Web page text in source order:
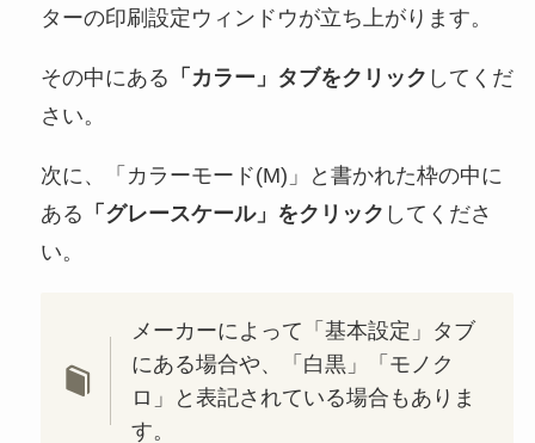
ターの印刷設定ウィンドウが立ち上がります。
その中にある 「カラー」タブをクリック してくだ
さい。
次に、「カラーモード(M)」と書かれた枠の中に
ある 「グレースケール」をクリック してくださ
い。
メーカーによって「基本設定」タブ
にある場合や、「白黒」「モノク
ロ」と表記されている場合もありま
す。